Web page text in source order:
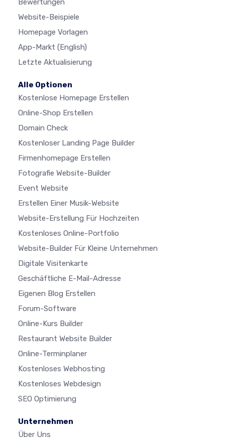
Bewertungen
Website-Beispiele
Homepage Vorlagen
App-Markt (English)
Letzte Aktualisierung
Alle Optionen
Kostenlose Homepage Erstellen
Online-Shop Erstellen
Domain Check
Kostenloser Landing Page Builder
Firmenhomepage Erstellen
Fotografie Website-Builder
Event Website
Erstellen Einer Musik-Website
Website-Erstellung Für Hochzeiten
Kostenloses Online-Portfolio
Website-Builder Für Kleine Unternehmen
Digitale Visitenkarte
Geschäftliche E-Mail-Adresse
Eigenen Blog Erstellen
Forum-Software
Online-Kurs Builder
Restaurant Website Builder
Online-Terminplaner
Kostenloses Webhosting
Kostenloses Webdesign
SEO Optimierung
Unternehmen
Über Uns